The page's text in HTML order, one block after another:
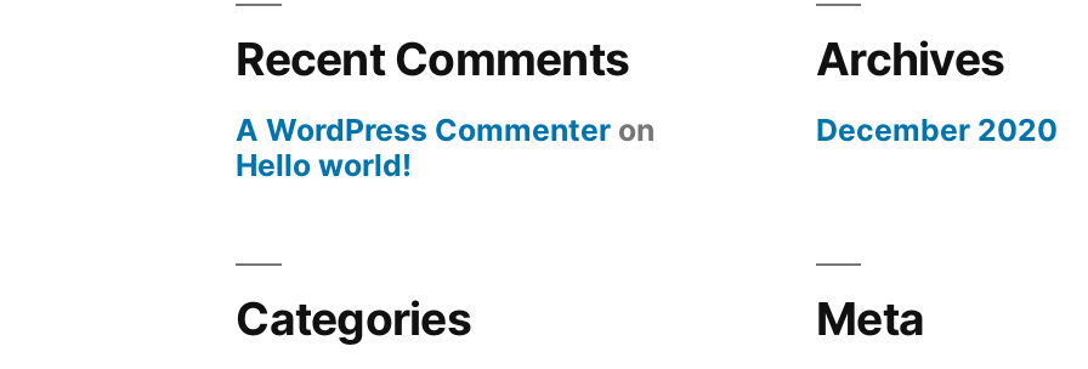
Recent Comments
A WordPress Commenter on
Hello world!
Archives
December 2020
Categories Meta